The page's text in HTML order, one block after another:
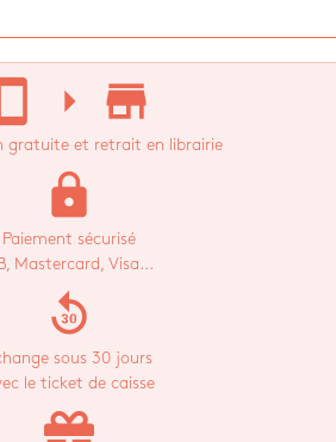
stay_current_portrait arrow_right store_mall_directory
gratuite et retrait en librairie
lock
Paiement sécurisé
Mastercard, Visa...
replay_30
sous 30 jours
le ticket de caisse